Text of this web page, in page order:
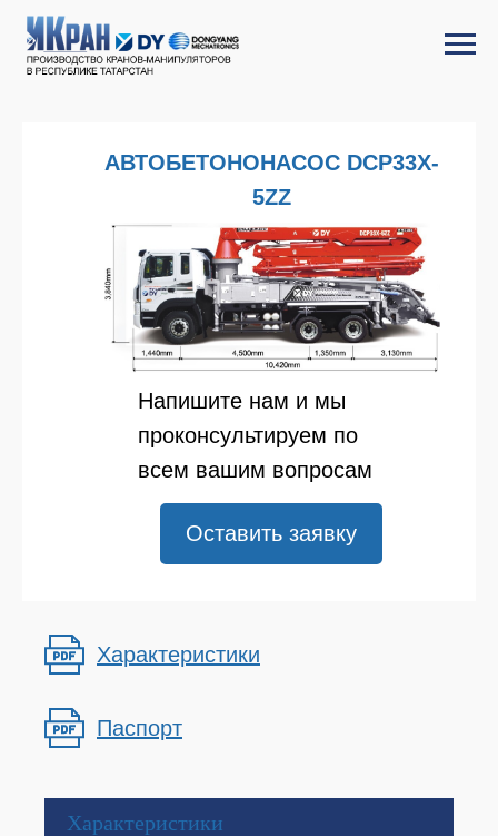
АВТОБЕТОНОНАСОС DCP33X-
5ZZ
Напишите нам и мы
проконсультируем по
всем вашим вопросам
Оставить заявку
Характеристики
Паспорт
Характеристики